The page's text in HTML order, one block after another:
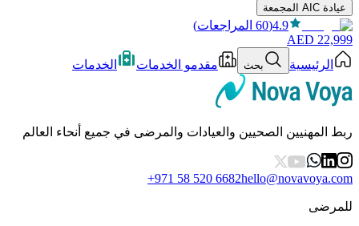
عيادة AIC المجمعة
4.9
(
60 المراجعات)
22,999
AED
الرئيسية
بحث مقدمو الخدمات الخدمات
ربط المهنيين الصحيين والعيادات والمرضى في جميع أنحاء العالم
hello@novavoya.com
+971 58 520 6682
للمرضى